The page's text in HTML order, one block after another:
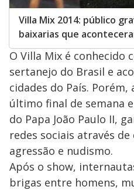
Villa Mix 2014: público
baixarias que
O Villa Mix é conhecido
sertanejo do Brasil e
cidades do País.
último final de semana
do Papa João Paulo II,
redes sociais através
agressão e nudismo.
Após o show,
brigas entre homens,